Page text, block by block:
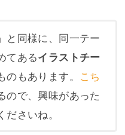
と同様に、同一テー
てあるイラストチー
のもあります。 こち
ので、興味があった
さいね。